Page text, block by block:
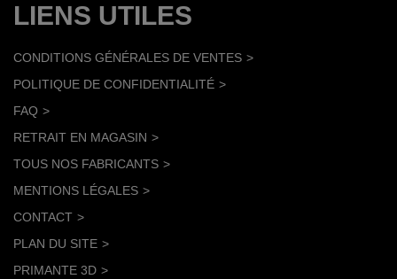
LIENS UTILES
CONDITIONS GÉNÉRALES DE VENTES
POLITIQUE DE CONFIDENTIALITÉ
FAQ
RETRAIT EN MAGASIN
TOUS NOS FABRICANTS
MENTIONS LÉGALES
CONTACT
PLAN DU SITE
PRIMANTE 3D